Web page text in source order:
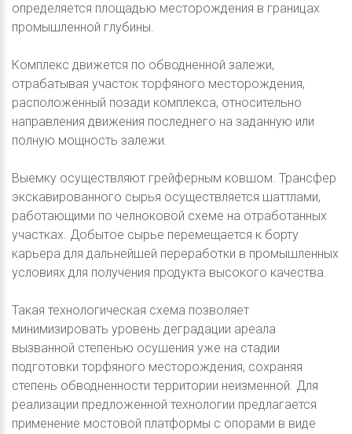
определяется площадью месторождения в границах
промышленной глубины.
Комплекс движется по обводненной залежи,
отрабатывая участок торфяного месторождения,
расположенный позади комплекса, относительно
направления движения последнего на заданную или
полную мощность залежи.
Выемку осуществляют грейферным ковшом. Трансфер
экскавированного сырья осуществляется шаттлами,
работающими по челноковой схеме на отработанных
участках. Добытое сырье перемещается к борту
карьера для дальнейшей переработки в промышленных
условиях для получения продукта высокого качества.
Такая технологическая схема позволяет
минимизировать уровень деградации ареала
вызванной степенью осушения уже на стадии
подготовки торфяного месторождения, сохраняя
степень обводненности территории неизменной. Для
реализации предложенной технологии предлагается
применение мостовой платформы с опорами в виде